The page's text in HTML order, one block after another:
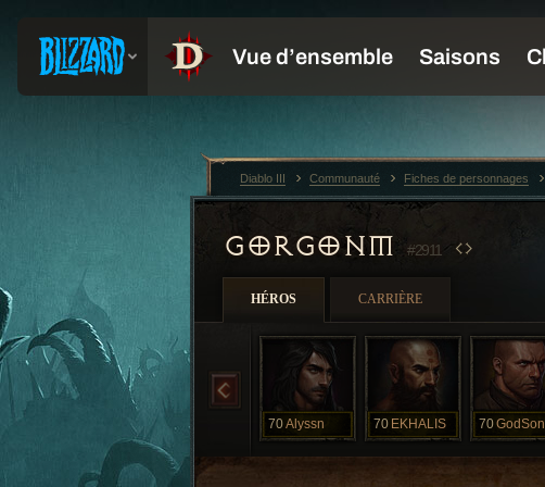
GORGONM #2911
HÉROS CARRIÈRE
70Alyssn 70 EKHALIS 70GodSon
Diablo III Communauté Fiches de personnages